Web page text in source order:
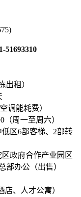
51693310
出租）
调能耗费）
（周一至周六）
区6部客梯、2部转
政府合作产业园区
部办公（出售）
、人才公寓）